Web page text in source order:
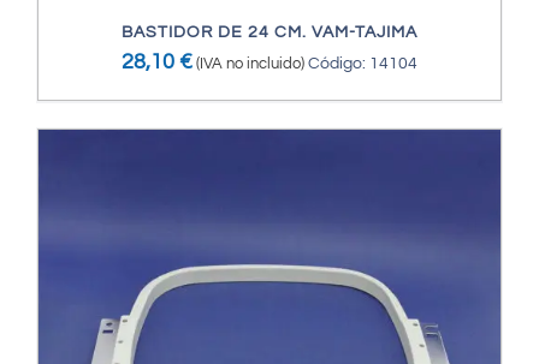
BASTIDOR DE 24 CM. VAM-TAJIMA
28,10 € (IVA no incluido) Código: 14104